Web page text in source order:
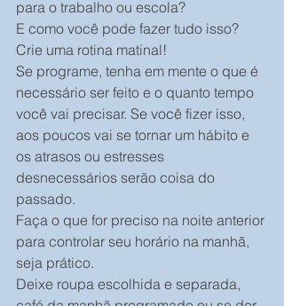
para o trabalho ou escola?
E como você pode fazer tudo isso?
Crie uma rotina matinal!
Se programe, tenha em mente o que é
necessário ser feito e o quanto tempo
você vai precisar. Se você fizer isso,
aos poucos vai se tornar um hábito e
os atrasos ou estresses
desnecessários serão coisa do
passado.
Faça o que for preciso na noite anterior
para controlar seu horário na manhã,
seja prático.
Deixe roupa escolhida e separada,